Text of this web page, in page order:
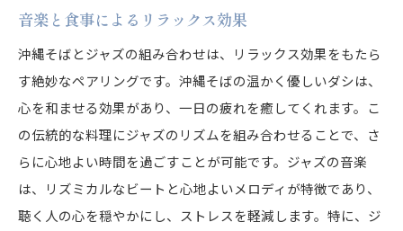
音楽と食事によるリラックス効果
沖縄そばとジャズの組み合わせは、リラックス効果をもたら
す絶妙なペアリングです。沖縄そばの温かく優しいダシは、
心を和ませる効果があり、一日の疲れを癒してくれます。こ
の伝統的な料理にジャズのリズムを組み合わせることで、さ
らに心地よい時間を過ごすことが可能です。ジャズの音楽
は、リズミカルなビートと心地よいメロディが特徴であり、
聴く人の心を穏やかにし、ストレスを軽減します。特に、ジ